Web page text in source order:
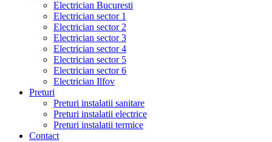
Electrician Bucuresti
Electrician sector 1
Electrician sector 2
Electrician sector 3
Electrician sector 4
Electrician sector 5
Electrician sector 6
Electrician Ilfov
Preturi
Preturi instalatii sanitare
Preturi instalatii electrice
Preturi instalatii termice
Contact